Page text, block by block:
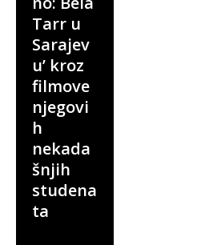
Tarr u
Sarajev
u’ kroz
filmove
njegovi
h
nekada
šnjih
studena
ta